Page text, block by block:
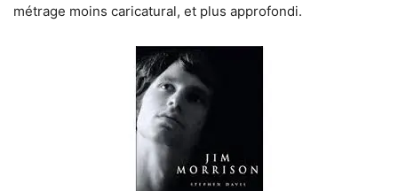
métrage moins caricatural, et plus approfondi.